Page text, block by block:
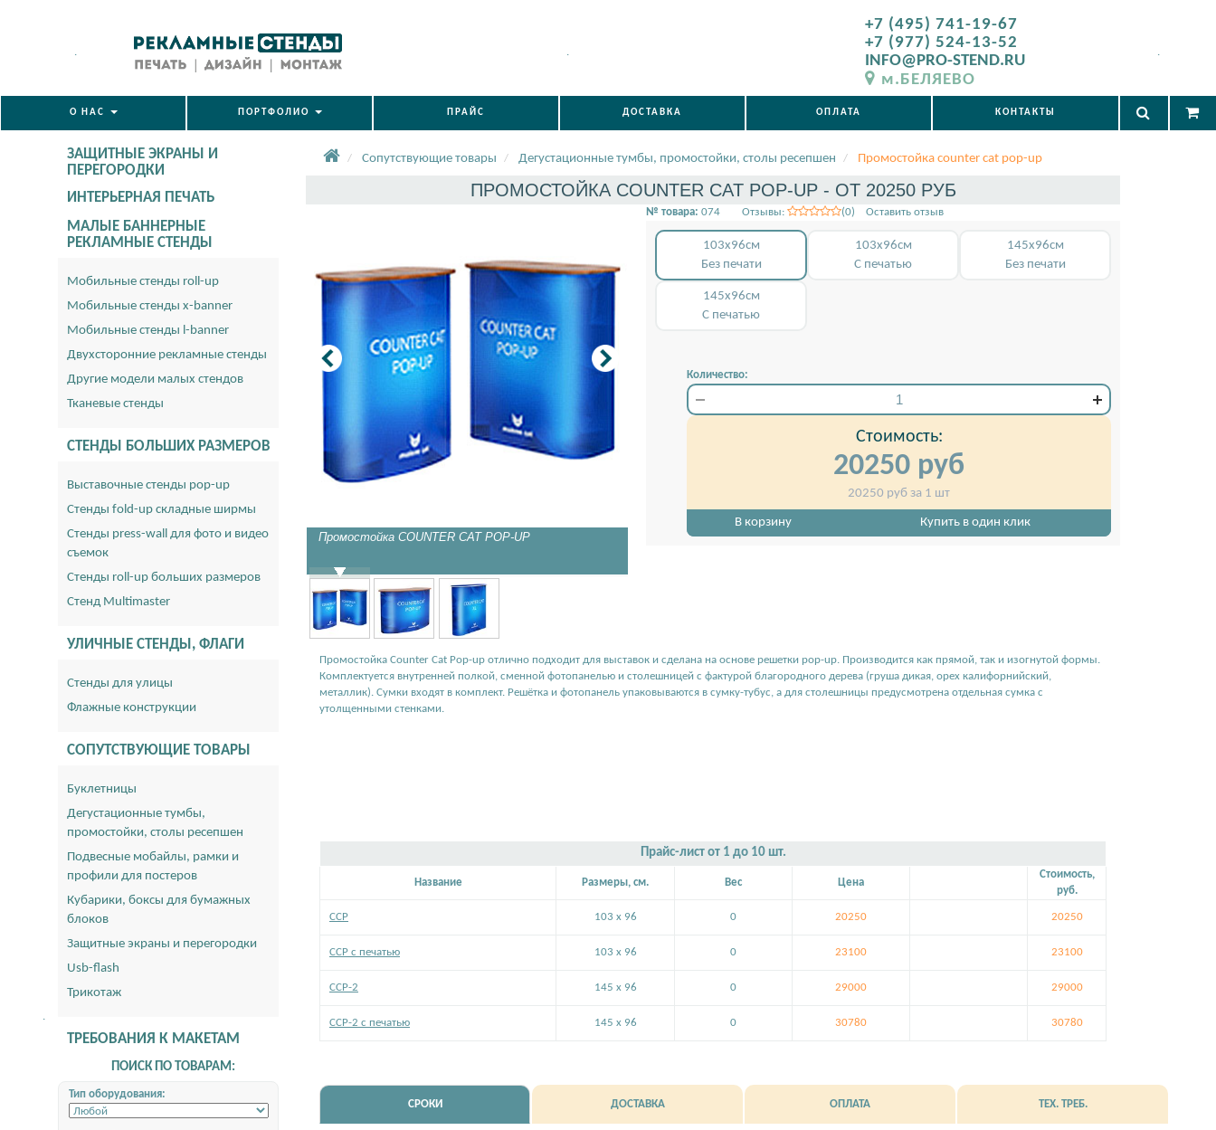
. .
+7 (495) 741-19-67
+7 (977) 524-13-52
INFO@PRO-STEND.RU
м.БЕЛЯЕВО
.
О НАС ПОРТФОЛИО ПРАЙС ДОСТАВКА ОПЛАТА КОНТАКТЫ
.
ЗАЩИТНЫЕ ЭКРАНЫ И
ПЕРЕГОРОДКИ
ИНТЕРЬЕРНАЯ ПЕЧАТЬ
МАЛЫЕ БАННЕРНЫЕ
РЕКЛАМНЫЕ СТЕНДЫ
Мобильные стенды roll-up
Мобильные стенды x-banner
Мобильные стенды l-banner
Двухсторонние рекламные стенды
Другие модели малых стендов
Тканевые стенды
СТЕНДЫ БОЛЬШИХ РАЗМЕРОВ
Выставочные стенды pop-up
Стенды fold-up складные ширмы
Стенды press-wall для фото и видео
съемок
Стенды roll-up больших размеров
Стенд Multimaster
УЛИЧНЫЕ СТЕНДЫ, ФЛАГИ
Стенды для улицы
Флажные конструкции
СОПУТСТВУЮЩИЕ ТОВАРЫ
Буклетницы
Дегустационные тумбы,
промостойки, столы ресепшен
Подвесные мобайлы, рамки и
профили для постеров
Кубарики, боксы для бумажных
блоков
Защитные экраны и перегородки
Usb-flash
Трикотаж
ТРЕБОВАНИЯ К МАКЕТАМ
ПОИСК ПО ТОВАРАМ:
Тип оборудования:
Сопутствующие товары Дегустационные тумбы, промостойки, столы ресепшен Промостойка counter cat pop-up
ПРОМОСТОЙКА COUNTER CAT POP-UP - ОТ 20250 РУБ
Промостойка COUNTER CAT POP-UP Промостойка COUNTER CAT POP-UP COUNTER CAT POP-UP
№ товара: 074 Отзывы: (0) Оставить отзыв
103x96см
Без печати
103x96см
С печатью
145x96см
Без печати
145x96см
С печатью
Количество:
Стоимость:
20250 руб
20250 руб за 1 шт
В корзину Купить в один клик
Промостойка Counter Cat Pop-up отлично подходит для выставок и сделана на основе решетки pop-up. Производится как прямой, так и изогнутой формы.
Комплектуется внутренней полкой, сменной фотопанелью и столешницей с фактурой благородного дерева (груша дикая, орех калифорнийский,
металлик). Сумки входят в комплект. Решётка и фотопанель упаковываются в сумку-тубус, а для столешницы предусмотрена отдельная сумка с
утолщенными стенками.
Прайс-лист от 1 до 10 шт.
Название Размеры, см. Вес Цена
Стоимость,
руб.
ССР 103 x 96 0 20250 20250
ССР с печатью 103 x 96 0 23100 23100
ССР-2 145 x 96 0 29000 29000
ССР-2 с печатью 145 x 96 0 30780 30780
СРОКИ ДОСТАВКА ОПЛАТА ТЕХ. ТРЕБ.